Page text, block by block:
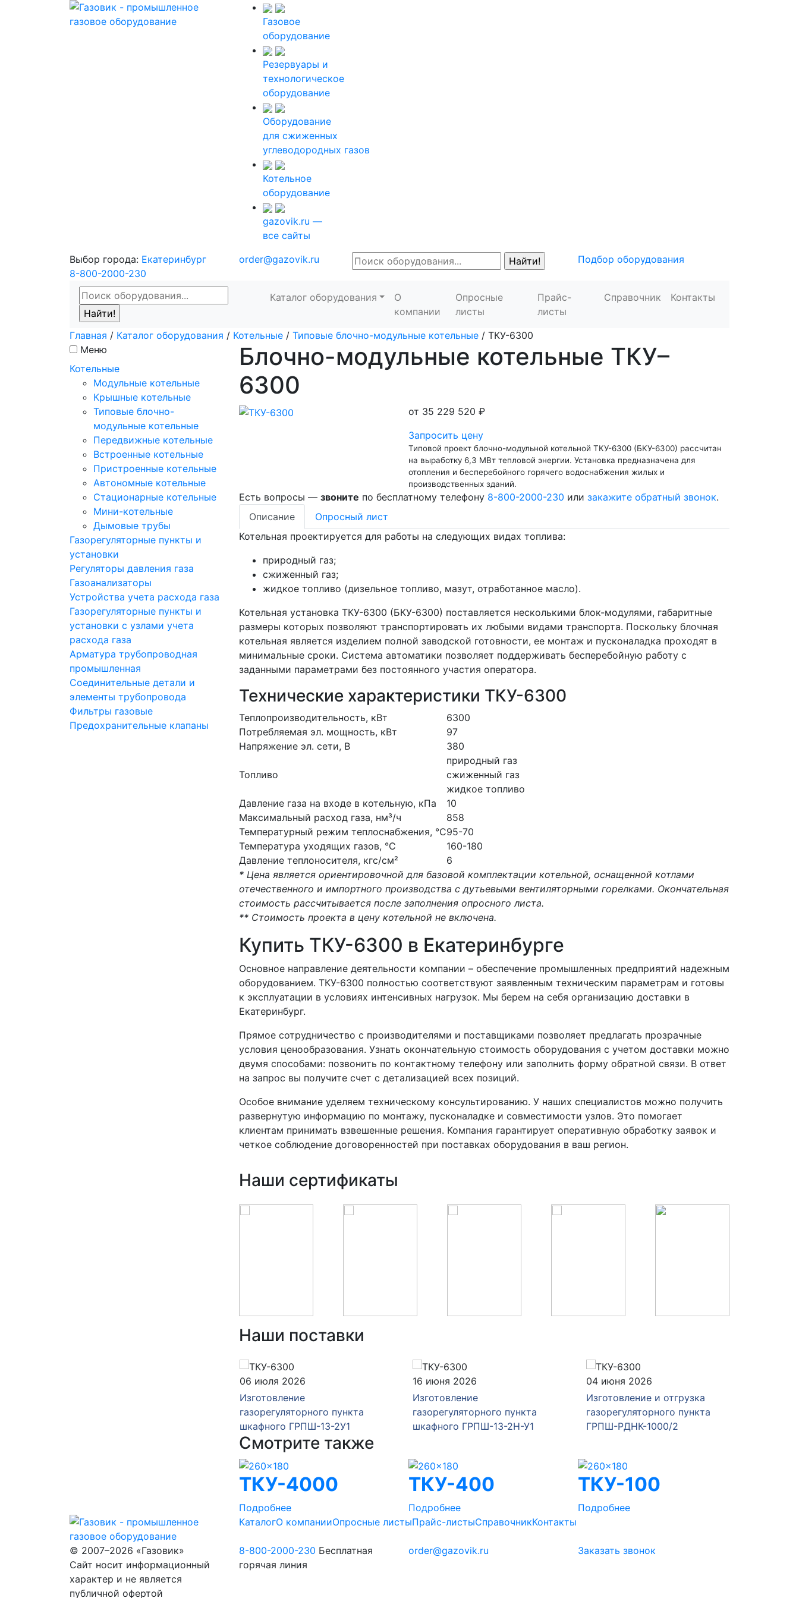
Газовое
оборудование
Резервуары и
технологическое
оборудование
Оборудование
для сжиженных
углеводородных газов
Котельное
оборудование
gazovik.ru —
все сайты
Выбор города: Екатеринбург
8-800-2000-230
order@gazovik.ru Подбор оборудования
Каталог оборудования
О
компании
Опросные
листы
Прайс-
листы
Справочник Контакты
Главная / Каталог оборудования / Котельные / Типовые блочно-модульные котельные / ТКУ-6300
Меню
Котельные
Модульные котельные
Крышные котельные
Типовые блочно-
модульные котельные
Передвижные котельные
Встроенные котельные
Пристроенные котельные
Автономные котельные
Стационарные котельные
Мини-котельные
Дымовые трубы
Газорегуляторные пункты и
установки
Регуляторы давления газа
Газоанализаторы
Устройства учета расхода газа
Газорегуляторные пункты и
установки с узлами учета
расхода газа
Арматура трубопроводная
промышленная
Соединительные детали и
элементы трубопровода
Фильтры газовые
Предохранительные клапаны
Блочно-модульные котельные ТКУ–
6300
от 35 229 520 ₽
Запросить цену
Типовой проект блочно-модульной котельной ТКУ-6300 (БКУ-6300) рассчитан
на выработку 6,3 МВт тепловой энергии. Установка предназначена для
отопления и бесперебойного горячего водоснабжения жилых и
производственных зданий.
Есть вопросы — звоните по бесплатному телефону 8-800-2000-230 или закажите обратный звонок.
Описание
Опросный лист
Котельная проектируется для работы на следующих видах топлива:
природный газ;
сжиженный газ;
жидкое топливо (дизельное топливо, мазут, отработанное масло).
Котельная установка ТКУ-6300 (БКУ-6300) поставляется несколькими блок-модулями, габаритные
размеры которых позволяют транспортировать их любыми видами транспорта. Поскольку блочная
котельная является изделием полной заводской готовности, ее монтаж и пусконаладка проходят в
минимальные сроки. Система автоматики позволяет поддерживать бесперебойную работу с
заданными параметрами без постоянного участия оператора.
Технические характеристики ТКУ-6300
Теплопроизводительность, кВт
6300
Потребляемая эл. мощность, кВт
97
Напряжение эл. сети, В
380
Топливо
природный газ
сжиженный газ
жидкое топливо
Давление газа на входе в котельную, кПа
10
Максимальный расход газа, нм³/ч
858
Температурный режим теплоснабжения, °С95-70
Температура уходящих газов, °С
160-180
Давление теплоносителя, кгс/см²
6
* Цена является ориентировочной для базовой комплектации котельной, оснащенной котлами
отечественного и импортного производства с дутьевыми вентиляторными горелками. Окончательная
стоимость рассчитывается после заполнения опросного листа.
** Стоимость проекта в цену котельной не включена.
Купить ТКУ-6300 в Екатеринбурге
Основное направление деятельности компании – обеспечение промышленных предприятий надежным
оборудованием. ТКУ-6300 полностью соответствуют заявленным техническим параметрам и готовы
к эксплуатации в условиях интенсивных нагрузок. Мы берем на себя организацию доставки в
Екатеринбург.
Прямое сотрудничество с производителями и поставщиками позволяет предлагать прозрачные
условия ценообразования. Узнать окончательную стоимость оборудования с учетом доставки можно
двумя способами: позвонить по контактному телефону или заполнить форму обратной связи. В ответ
на запрос вы получите счет с детализацией всех позиций.
Особое внимание уделяем техническому консультированию. У наших специалистов можно получить
развернутую информацию по монтажу, пусконаладке и совместимости узлов. Это помогает
клиентам принимать взвешенные решения. Компания гарантирует оперативную обработку заявок и
четкое соблюдение договоренностей при поставках оборудования в ваш регион.
Наши сертификаты
Наши поставки
06 июля 2026
Изготовление
газорегуляторного пункта
шкафного ГРПШ-13-2У1
16 июня 2026
Изготовление
газорегуляторного пункта
шкафного ГРПШ-13-2Н-У1
04 июня 2026
Изготовление и отгрузка
газорегуляторного пункта
ГРПШ-РДНК-1000/2
Смотрите также
ТКУ-4000
Подробнее
ТКУ-400
Подробнее
ТКУ-100
Подробнее
КаталогО компанииОпросные листыПрайс-листыСправочникКонтакты
© 2007–2026 «Газовик»
Сайт носит информационный
характер и не является
публичной офертой
8-800-2000-230 Бесплатная
горячая линия
order@gazovik.ru Заказать звонок